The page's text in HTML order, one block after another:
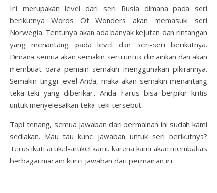
Ini merupakan level dari seri Rusia dimana pada seri
berikutnya Words Of Wonders akan memasuki seri
Norwegia. Tentunya akan ada banyak kejutan dan rintangan
yang menantang pada level dan seri-seri berikutnya.
Dimana semua akan semakin seru untuk dimainkan dan akan
membuat para pemain semakin menggunakan pikirannya.
Semakin tinggi level Anda, maka akan semakin menantang
teka-teki yang diberikan. Anda harus bisa berpikir kritis
untuk menyelesaikan teka-teki tersebut.
Tapi tenang, semua jawaban dari permainan ini sudah kami
sediakan. Mau tau kunci jawaban untuk seri berikutnya?
Terus ikuti artikel-artikel kami, karena kami akan membahas
berbagai macam kunci jawaban dari permainan ini.